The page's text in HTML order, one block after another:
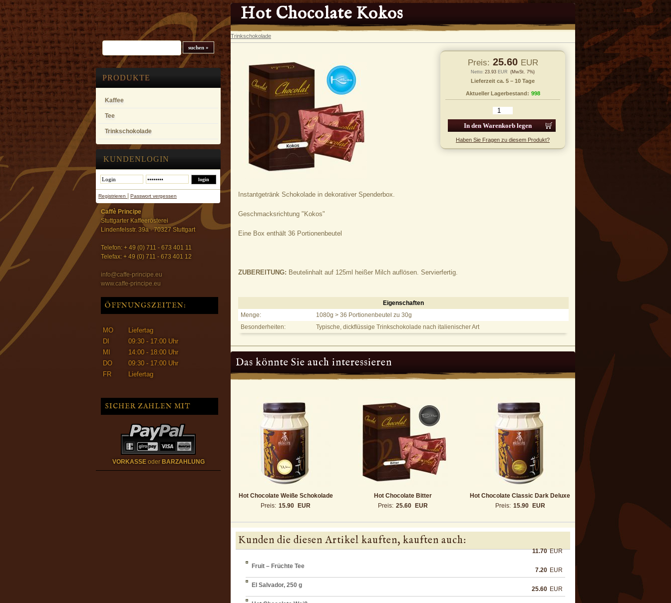
Suchfeld
PRODUKTE
Kaffee
Tee
Trinkschokolade
KUNDENLOGIN
Registrieren Passwort vergessen
Caffè Principe
Stuttgarter Kaffeerösterei
Lindenfelsstr. 39a · 70327 Stuttgart
Telefon: + 49 (0) 711 - 673 401 11
Telefax: + 49 (0) 711 - 673 401 12
info@caffe-principe.eu
www.caffe-principe.eu
ÖFFNUNGSZEITEN:
MO
Liefertag
DI
09:30 - 17:00 Uhr
MI
14:00 - 18:00 Uhr
DO
09:30 - 17:00 Uhr
FR
Liefertag
SICHER ZAHLEN MIT
VORKASSE oder BARZAHLUNG
Hot Chocolate Kokos
Trinkschokolade
Preis: 25.60 EUR
Netto: 23.93 EUR (MwSt. 7%)
Lieferzeit ca. 5 – 10 Tage
Aktueller Lagerbestand: 998
In den Warenkorb legen
Haben Sie Fragen zu diesem Produkt?
Instantgetränk Schokolade in dekorativer Spenderbox.
Geschmacksrichtung "Kokos"
Eine Box enthält 36 Portionenbeutel
ZUBEREITUNG: Beutelinhalt auf 125ml heißer Milch auflösen. Servierfertig.
Hot Chocolate Kokos - Eigenschaften
Eigenschaften
Menge:
1080g > 36 Portionenbeutel zu 30g
Besonderheiten:
Typische, dickflüssige Trinkschokolade nach italienischer Art
Das könnte Sie auch interessieren
Hot Chocolate Weiße Schokolade
Preis: 15.90 EUR
Hot Chocolate Bitter
Preis: 25.60 EUR
Hot Chocolate Classic Dark Deluxe
Preis: 15.90 EUR
Kunden die diesen Artikel kauften, kauften auch:
Fruit – Früchte Tee
11.70 EUR
El Salvador, 250 g
7.20 EUR
25.60 EUR